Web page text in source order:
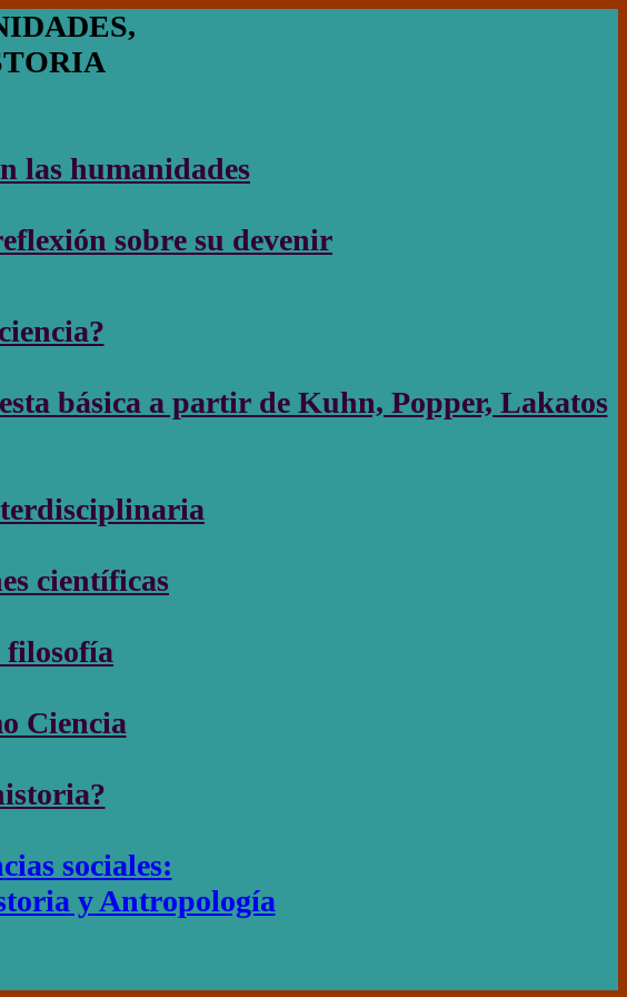
las humanidades
sobre su devenir
básica a partir de Kuhn, Popper, Lakatos
científicas
filosofía
Ciencia
sociales:
y Antropología